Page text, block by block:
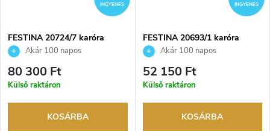
INGYENES
FESTINA 20724/7 karóra
Akár 100 napos
visszaküldési lehetőség. Hivatalos
márkakereskedő.
80 300 Ft
Külső raktáron
KOSÁRBA
INGYENES
FESTINA 20693/1 karóra
Akár 100 napos
visszaküldési lehetőség. Hivatalos
márkakereskedő.
52 150 Ft
Külső raktáron
KOSÁRBA